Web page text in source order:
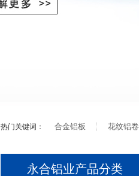
热门关键词： 合金铝板 花纹铝卷
永合铝业产品分类